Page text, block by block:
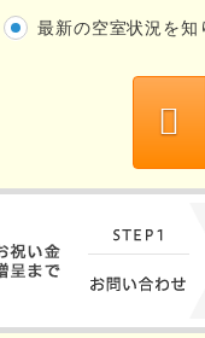
最新の空室状況を知